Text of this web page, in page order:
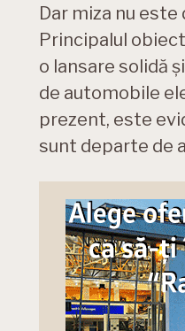
Dar miza nu este
Principalul
o lansare solidă
de automobile
prezent, este
sunt departe de